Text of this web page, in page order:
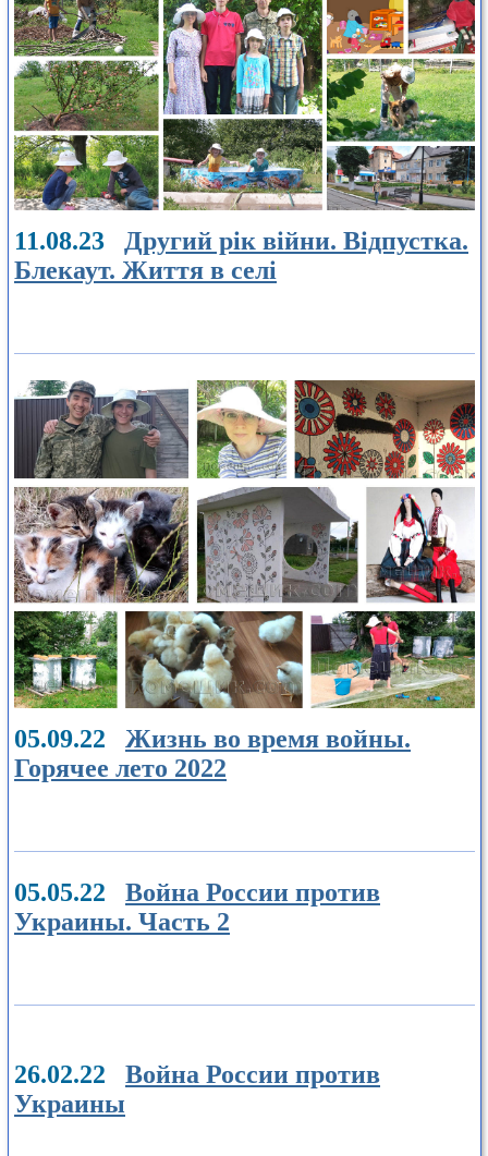
11.08.23 Другий рік війни. Відпустка.
Блекаут. Життя в селі
05.09.22 Жизнь во время войны.
Горячее лето 2022
05.05.22 Война России против
Украины. Часть 2
26.02.22 Война России против
Украины